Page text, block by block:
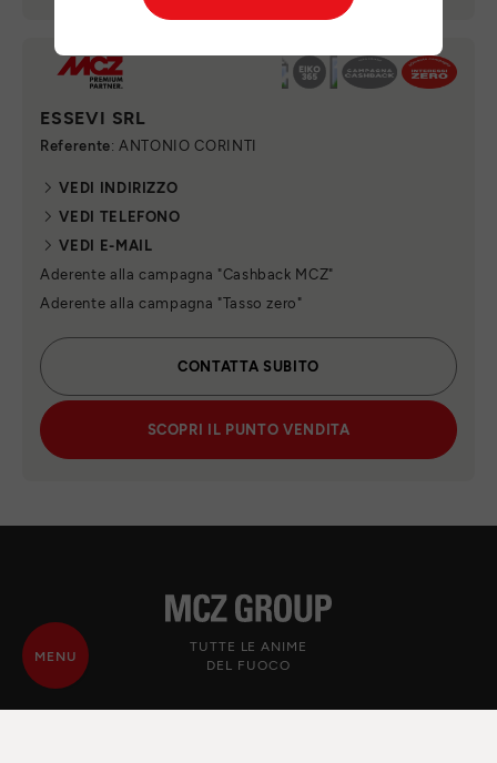
ESSEVI SRL
Referente: ANTONIO CORINTI
VEDI INDIRIZZO
VEDI TELEFONO
VEDI E-MAIL
Aderente alla campagna "Cashback MCZ"
Aderente alla campagna "Tasso zero"
CONTATTA SUBITO
SCOPRI IL PUNTO VENDITA
TUTTE LE ANIME
DEL FUOCO
MENU